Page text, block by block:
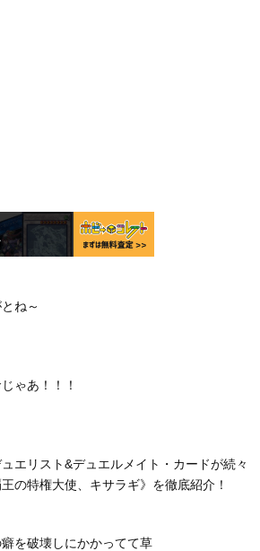
ね～
ゃあ！！！
エリスト&デュエルメイト・カードが続々
の特権大使、キサラギ》を徹底紹介！
を破壊しにかかってて草